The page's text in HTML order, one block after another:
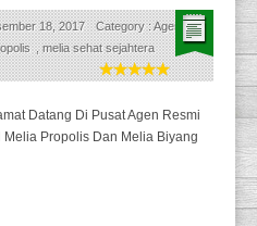
18, 2017 Category :Agen
,melia sehat sejahtera
Datang Di Pusat Agen Resmi
Melia Propolis Dan Melia Biyang